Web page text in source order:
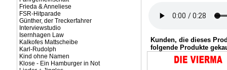
Frieda & Anneliese
FSR-Hitparade
Günther, der Treckerfahrer
Interviewstudio
Isernhagen Law
Kalkofes Mattscheibe
Karl-Rudolph
Kind ohne Namen
Klose - Ein Hamburger in Not
Kunden, die dieses
folgende Produkte